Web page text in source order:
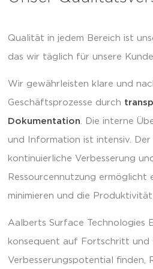
Qualität in jedem Bereich ist
das wir täglich für unsere
Wir gewährleisten klare und
Geschäftsprozesse durch
Dokumentation . Die interne
und Information ist intensiv. Der
kontinuierliche Verbesserung
Ressourcennutzung ermöglicht
minimieren und die Produktivität
Aalberts Surface Technologies
konsequent auf Fortschritt und
Verbesserungspotential finden,